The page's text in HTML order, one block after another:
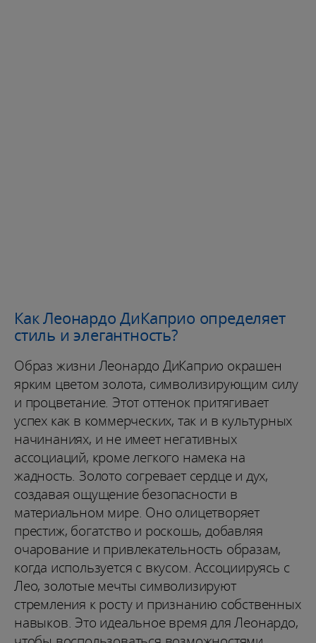
Как Леонардо ДиКаприо определяет
стиль и элегантность?
Образ жизни Леонардо ДиКаприо окрашен
ярким цветом золота, символизирующим силу
и процветание. Этот оттенок притягивает
успех как в коммерческих, так и в культурных
начинаниях, и не имеет негативных
ассоциаций, кроме легкого намека на
жадность. Золото согревает сердце и дух,
создавая ощущение безопасности в
материальном мире. Оно олицетворяет
престиж, богатство и роскошь, добавляя
очарование и привлекательность образам,
когда используется с вкусом. Ассоциируясь с
Лео, золотые мечты символизируют
стремления к росту и признанию собственных
навыков. Это идеальное время для Леонардо,